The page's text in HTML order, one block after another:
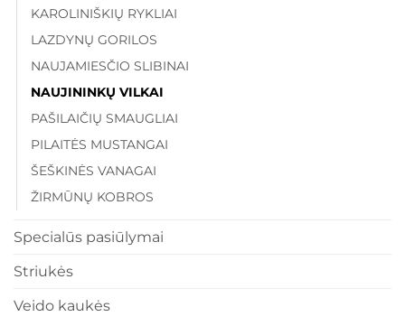
KAROLINIŠKIŲ RYKLIAI
LAZDYNŲ GORILOS
NAUJAMIESČIO SLIBINAI
NAUJININKŲ VILKAI
PAŠILAIČIŲ SMAUGLIAI
PILAITĖS MUSTANGAI
ŠEŠKINĖS VANAGAI
ŽIRMŪNŲ KOBROS
Specialūs pasiūlymai
Striukės
Veido kaukės